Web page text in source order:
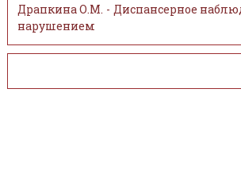
Драпкина О.М. - Диспансерное
нарушением